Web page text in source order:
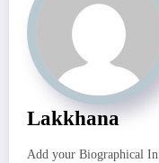
Lakkhana
Add your Biographical